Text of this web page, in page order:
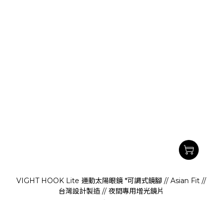
VIGHT HOOK Lite 運動太陽眼鏡 *可調式鏡腳 // Asian Fit //
台灣設計製造 // 夜間專用增光鏡片